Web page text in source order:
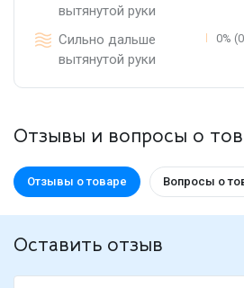
вытянутой руки
Сильно дальше
вытянутой руки
0%
Отзывы и вопросы о
Отзывы о товаре Вопросы о
Оставить отзыв